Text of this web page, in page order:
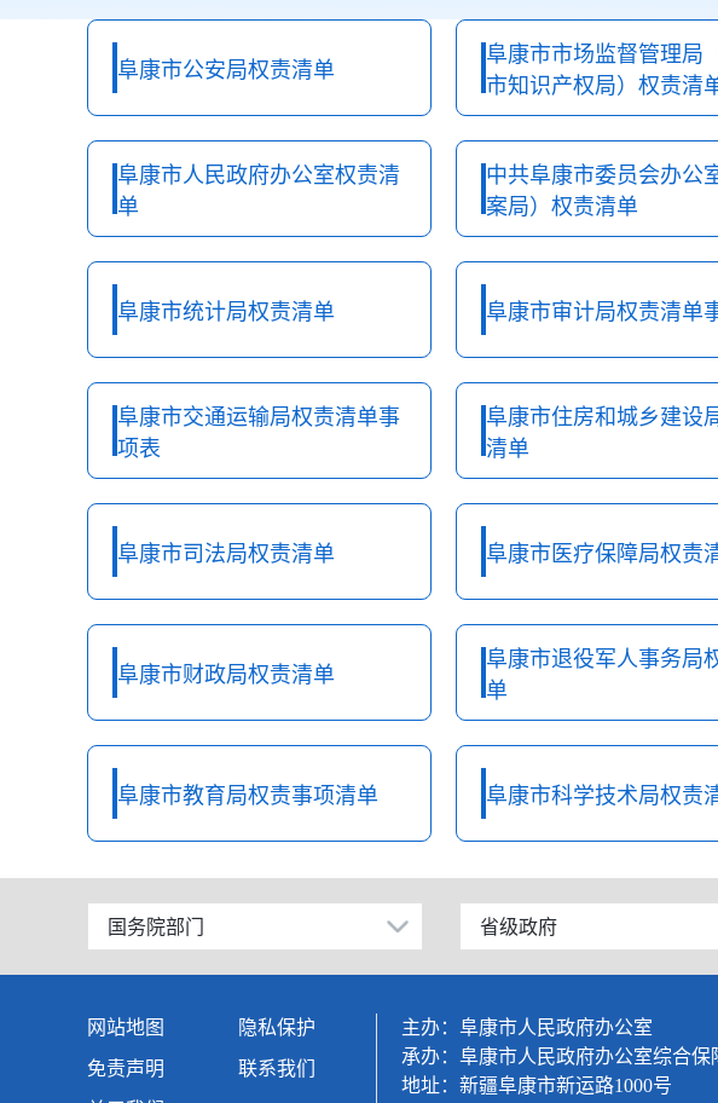
阜康市公安局权责清单
阜康市市场监督管理局
市知识产权局）权责清
阜康市人民政府办公室权责清
单
中共阜康市委员会办公
案局）权责清单
阜康市统计局权责清单 阜康市审计局权责清单
阜康市交通运输局权责清单事
项表
阜康市住房和城乡建设
清单
阜康市司法局权责清单 阜康市医疗保障局权责
阜康市财政局权责清单
阜康市退役军人事务局
单
阜康市教育局权责事项清单 阜康市科学技术局权责
国务院部门
公安部
省级政府
北京
广东
网站地图
隐私保护
免责声明
联系我们
主办：阜康市人民政府办公室
承办：阜康市人民政府办公室综合保
地址：新疆阜康市新运路1000号